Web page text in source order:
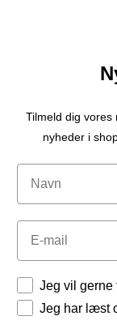
Tilmeld dig vores
nyheder i
Navn
Email
Tilladelser
Jeg vil gerne
Jeg har læst